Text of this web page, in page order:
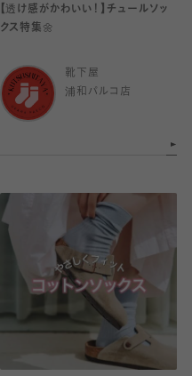
【透け感がかわいい！】チュールソッ
クス特集🌼
靴下屋
浦和パルコ店